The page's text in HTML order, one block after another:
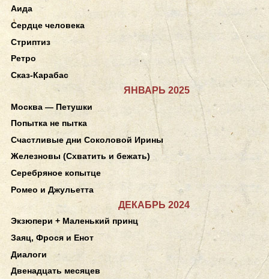
Аида
Сердце человека
Стриптиз
Ретро
Сказ-Карабас
ЯНВАРЬ 2025
Москва — Петушки
Попытка не пытка
Счастливые дни Соколовой Ирины
Железновы (Схватить и бежать)
Серебряное копытце
Ромео и Джульетта
ДЕКАБРЬ 2024
Экзюпери + Маленький принц
Заяц, Фрося и Енот
Диалоги
Двенадцать месяцев